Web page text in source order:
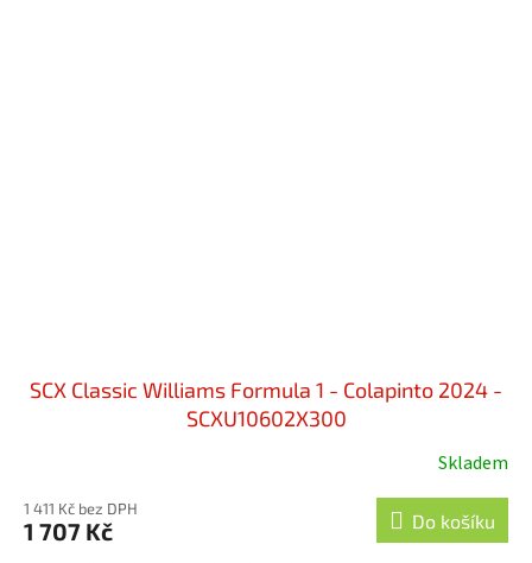
SCX Classic Williams Formula 1 - Colapinto 2024 -
SCXU10602X300
Skladem
1 411 Kč bez DPH
1 707 Kč Do košíku